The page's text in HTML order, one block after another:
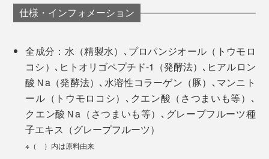
「EGF エクストラエッセンス パーフェクトナチュラ
ル」は、ISO16128の厳格な基準を完全にクリアした、
ホンモノの「自然由来」。
単なる「自然派」や「オーガニック」という枠を超え
た、本物の「自然由来」化粧品で、あなたの肌を整えて
れません。
仕様・インフォメーション
全成分：水（精製水）､プロパンジオール（トウモロ
コシ）､ヒトオリゴペプチド-1（発酵法）､ヒアルロン
酸Ｎa（発酵法）､水溶性コラーゲン（豚）､マンニト
ール（トウモロコシ）､クエン酸（さつまいも等）､
クエン酸Ｎa（さつまいも等）､グレープフルーツ種
子エキス（グレープフルーツ）
※（ ）内は原料由来